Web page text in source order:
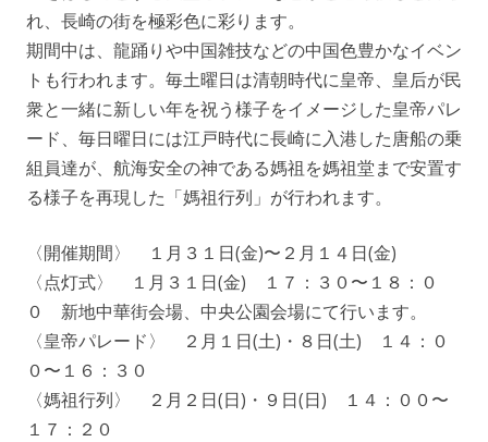
れ、長崎の街を極彩色に彩ります。
期間中は、龍踊りや中国雑技などの中国色豊かなイベン
トも行われます。毎土曜日は清朝時代に皇帝、皇后が民
衆と一緒に新しい年を祝う様子をイメージした皇帝パレ
ード、毎日曜日には江戸時代に長崎に入港した唐船の乗
組員達が、航海安全の神である媽祖を媽祖堂まで安置す
る様子を再現した「媽祖行列」が行われます。
〈開催期間〉 １月３１日(金)〜２月１４日(金)
〈点灯式〉 １月３１日(金) １７：３０〜１８：０
０ 新地中華街会場、中央公園会場にて行います。
〈皇帝パレード〉 ２月１日(土)・８日(土) １４：０
０〜１６：３０
〈媽祖行列〉 ２月２日(日)・９日(日) １４：００〜
１７：２０